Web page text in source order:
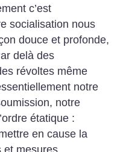
c’est
socialisation nous
douce et profonde,
delà des
révoltes même
notre
notre
étatique :
en cause la